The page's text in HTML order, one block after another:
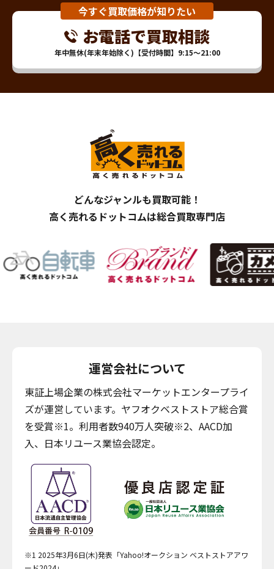
今すぐ買取価格が知りたい
お電話で買取相談
年中無休(年末年始除く)【受付時間】9:15～21:00
どんなジャンルも買取可能！
高く売れるドットコムは総合買取専門店
運営会社について
東証上場企業の株式会社マーケットエンタープライ
ズが運営しています。ヤフオクベストストア総合賞
を受賞※1。利用者数940万人突破※2、AACD加
入、日本リユース業協会認定。
※1 2025年3月6日(木)発表「Yahoo!オークション ベストストアアワ